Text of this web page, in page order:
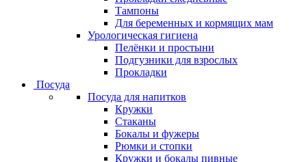
Тампоны
Для беременных и кормящих мам
Урологическая гигиена
Пелёнки и простыни
Подгузники для взрослых
Прокладки
Посуда
Посуда для напитков
Кружки
Стаканы
Бокалы и фужеры
Рюмки и стопки
Кружки и бокалы пивные